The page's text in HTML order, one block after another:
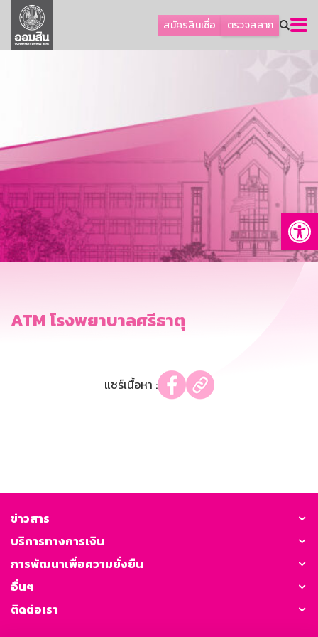
สมัครสินเชื่อ ตรวจสลาก
ลูกค้าธุรกิจ
ลูกค้าผู้ประกอบรายย่อย
การพัฒนาที่ยั่งยืน
ข่าวสาร
บริการทางการเงิน
อื่นๆ
ติดต่อเรา
บริการออนไลน์
GSB Society
ATM โรงพยาบาลศรีธาตุ
แชร์เนื้อหา :
ข่าวสาร
บริการทางการเงิน
การพัฒนาเพื่อความยั่งยืน
อื่นๆ
ติดต่อเรา